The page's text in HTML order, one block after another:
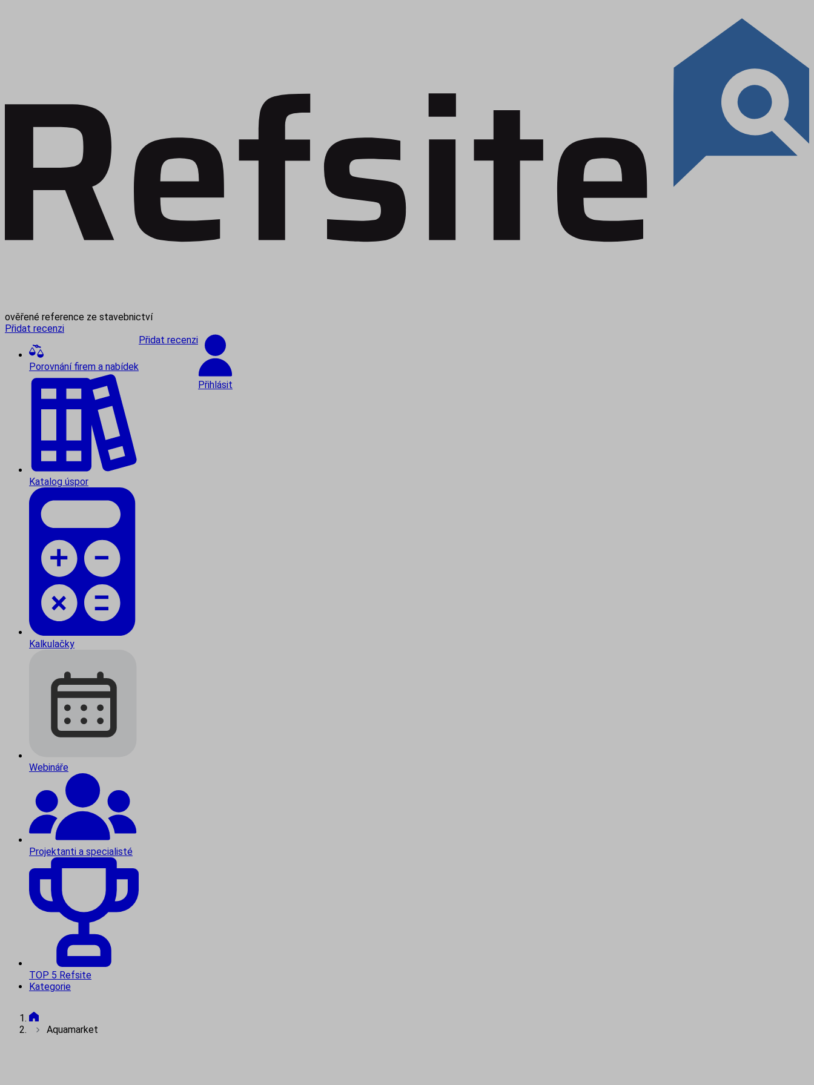
ověřené reference ze stavebnictví
Přidat recenzi
Porovnání firem a nabídek
Katalog úspor
Kalkulačky
Webináře
Projektanti a specialisté
TOP 5 Refsite
Kategorie
Přidat recenzi
Přihlásit
Aquamarket